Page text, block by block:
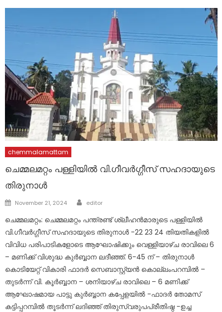
chemmalamattam
ചെമ്മലമറ്റം പള്ളിയിൽ വി.ഗീവർഗ്ഗീസ് സഹദായുടെ
തിരുനാൾ
Posted
November 21, 2024 Author
editor
ചെമ്മലമറ്റം: ചെമ്മലമറ്റം പന്ത്രണ്ട് ശ്ലീഹൻമാരുടെ പള്ളിയിൽ
വി.ഗീവർഗ്ഗീസ് സഹദായുടെ തിരുനാൾ -22 23 24 തിയതികളിൽ
വിവിധ പരിപാടികളോടെ ആഘോഷിക്കും വെള്ളിയാഴ്ച രാവിലെ 6
– മണിക്ക് വിശുദ്ധ കുർബ്ബാന ലദീഞ്ഞ്. 6-45 ന് – തിരുനാൾ
കൊടിയേറ്റ് വികാരി ഫാദർ സെബാസ്റ്റ്യൻ കൊല്ലംപറമ്പിൽ –
തുടർന്ന് വി. കൂർബ്ബാന – ശനിയാഴ്ച രാവിലെ – 6 മണിക്ക്
ആഘോഷമായ പാട്ടു കുർബ്ബാന കപ്പേളയിൽ -ഫാദർ തോമസ്
കട്ടിപ്പറമ്പിൽ തൂടർന്ന് ലദിഞ്ഞ് തിരുസ്വരുപപ്രീതിഷ്ഠ -ഉച്ച